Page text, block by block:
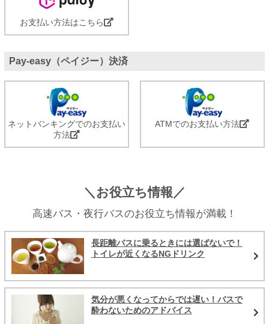
お支払い方法はこちら
Pay-easy（ペイジー）決済
ネットバンキングでのお支払い
方法
ATMでのお支払い方法
＼お役立ち情報／
高速バス・夜行バスのお役立ち情報が満載！
長距離バスに乗るときには選ばないで！
トイレが近くなるNGドリンク
気分が悪くなってからでは遅い！バスで
酔わないためのアドバイス